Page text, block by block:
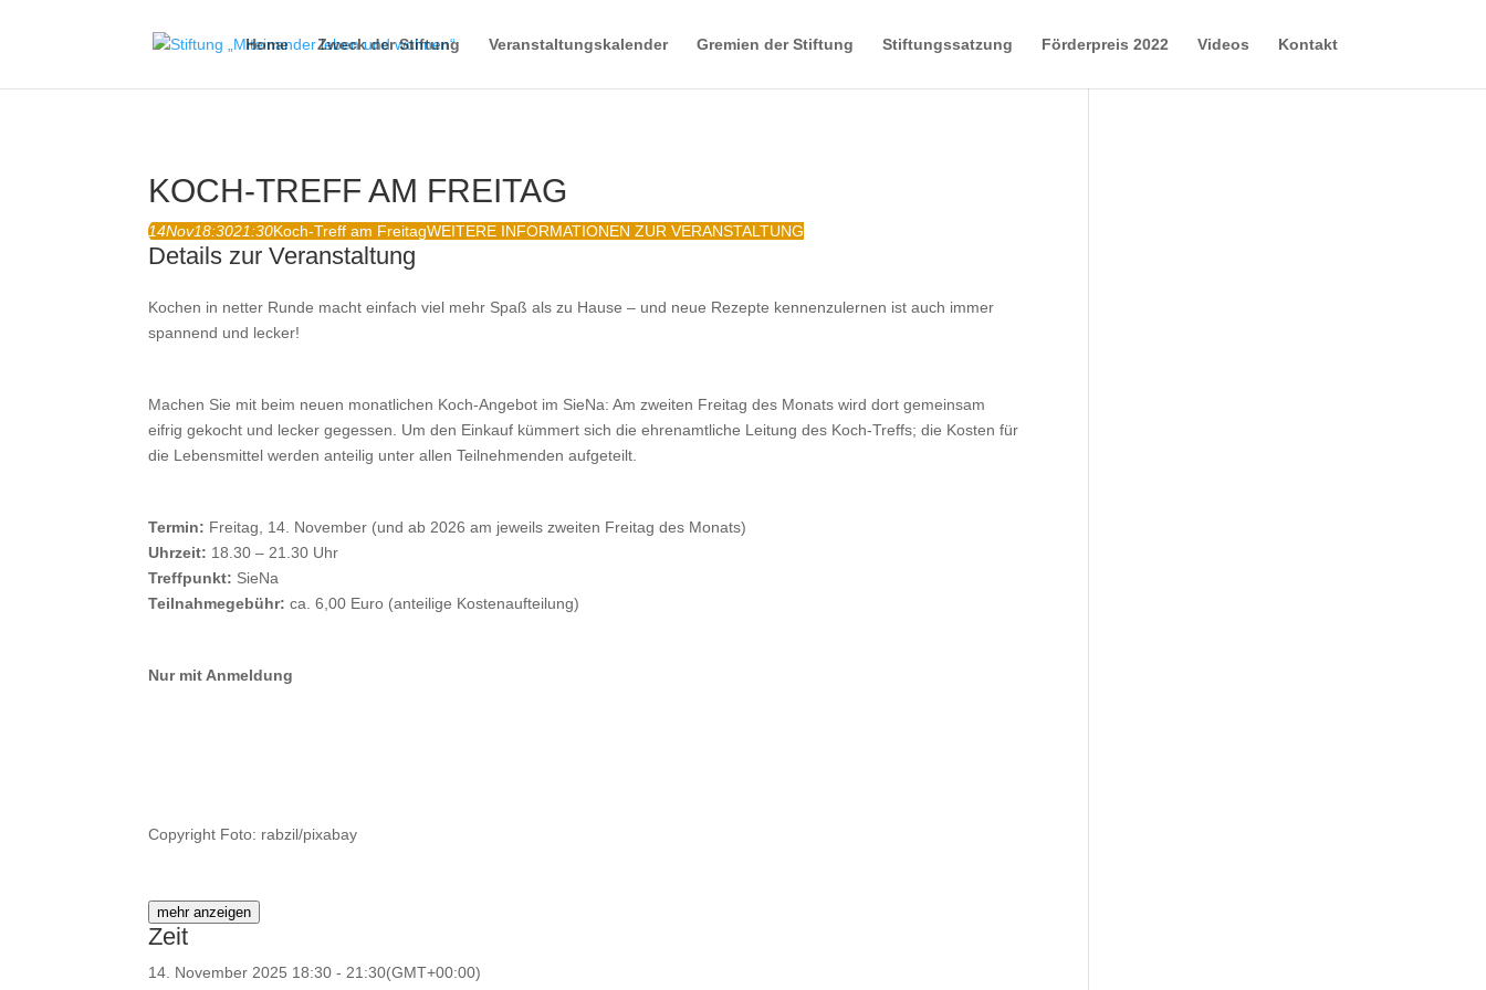
Home Zweck der Stiftung Veranstaltungskalender Gremien der Stiftung Stiftungssatzung Förderpreis 2022 Videos Kontakt
KOCH-TREFF AM FREITAG
14Nov18:3021:30Koch-Treff am FreitagWEITERE INFORMATIONEN ZUR VERANSTALTUNG
Details zur Veranstaltung
Kochen in netter Runde macht einfach viel mehr Spaß als zu Hause – und neue Rezepte kennenzulernen ist auch immer
spannend und lecker!
Machen Sie mit beim neuen monatlichen Koch-Angebot im SieNa: Am zweiten Freitag des Monats wird dort gemeinsam
eifrig gekocht und lecker gegessen. Um den Einkauf kümmert sich die ehrenamtliche Leitung des Koch-Treffs; die Kosten für
die Lebensmittel werden anteilig unter allen Teilnehmenden aufgeteilt.
Termin: Freitag, 14. November (und ab 2026 am jeweils zweiten Freitag des Monats)
Uhrzeit: 18.30 – 21.30 Uhr
Treffpunkt: SieNa
Teilnahmegebühr: ca. 6,00 Euro (anteilige Kostenaufteilung)
Nur mit Anmeldung
Copyright Foto: rabzil/pixabay
mehr anzeigen
Zeit
14. November 2025 18:30 - 21:30(GMT+00:00)